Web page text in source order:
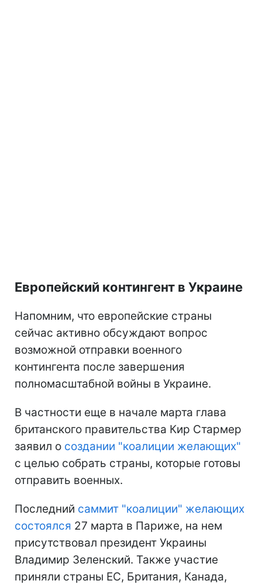
Европейский контингент в Украине
Напомним, что европейские страны
сейчас активно обсуждают вопрос
возможной отправки военного
контингента после завершения
полномасштабной войны в Украине.
В частности еще в начале марта глава
британского правительства Кир Стармер
заявил о создании "коалиции желающих"
с целью собрать страны, которые готовы
отправить военных.
Последний саммит "коалиции" желающих
состоялся 27 марта в Париже, на нем
присутствовал президент Украины
Владимир Зеленский. Также участие
приняли страны ЕС, Британия, Канада,